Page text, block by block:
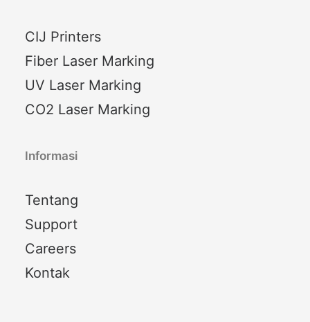
CIJ Printers
Fiber Laser Marking
UV Laser Marking
CO2 Laser Marking
Informasi
Tentang
Support
Careers
Kontak